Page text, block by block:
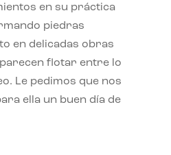
en su práctica
piedras
en delicadas obras
flotar entre lo
Le pedimos que nos
ella un buen día de